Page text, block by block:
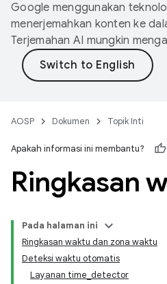
Google menggunakan
menerjemahkan konten ke
Terjemahan AI mungkin
AOSP Dokumen Topik Inti
Apakah informasi ini membantu?
Ringkasan
Pada halaman ini
Ringkasan waktu dan zona waktu
Deteksi waktu otomatis
Layanan time_detector